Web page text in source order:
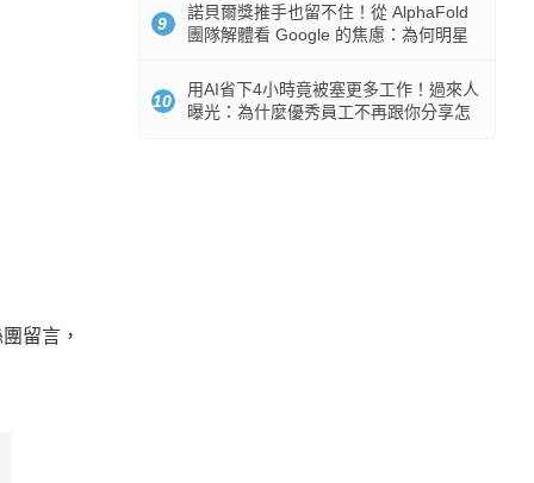
留言，
9
諾貝爾獎推手也留不住！從 AlphaFold
團隊解體看 Google 的焦慮：為何明星
10
用AI省下4小時竟被塞更多工作！過來人
曝光：為什麼優秀員工不再跟你分享怎